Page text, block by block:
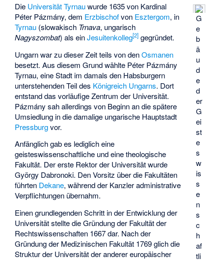
G
e
b
ä
u
d
e
d
er
G
ei
st
e
s
w
is
s
e
n
s
c
h
af
tli
Die Universität Tyrnauwurde 1635 von Kardinal
Péter Pázmány, dem Erzbischofvon Esztergom, in
Tyrnau (slowakisch Trnava, ungarisch
Nagyszombat) als einJesuitenkolleg[2] gegründet.
Ungarn war zu dieser Zeit teils von denOsmanen
besetzt. Aus diesem Grund wählte Péter Pázmány
Tyrnau, eine Stadt im damals den Habsburgern
unterstehenden Teil des Königreich Ungarns. Dort
entstand das vorläufige Zentrum der Universität.
Pázmány sah allerdings von Beginn an die spätere
Umsiedlung in die damalige ungarische Hauptstadt
Pressburgvor.
Anfänglich gab es lediglich eine
geisteswissenschaftliche und eine theologische
Fakultät. Der erste Rektor der Universität wurde
György Dabronoki. Den Vorsitz über die Fakultäten
führten Dekane, während der Kanzler administrative
Verpflichtungen übernahm.
Einen grundlegenden Schritt in der Entwicklung der
Universität stellte die Gründung der Fakultät der
Rechtswissenschaften 1667 dar. Nach der
Gründung der Medizinischen Fakultät 1769 glich die
Struktur der Universität der anderer europäischer